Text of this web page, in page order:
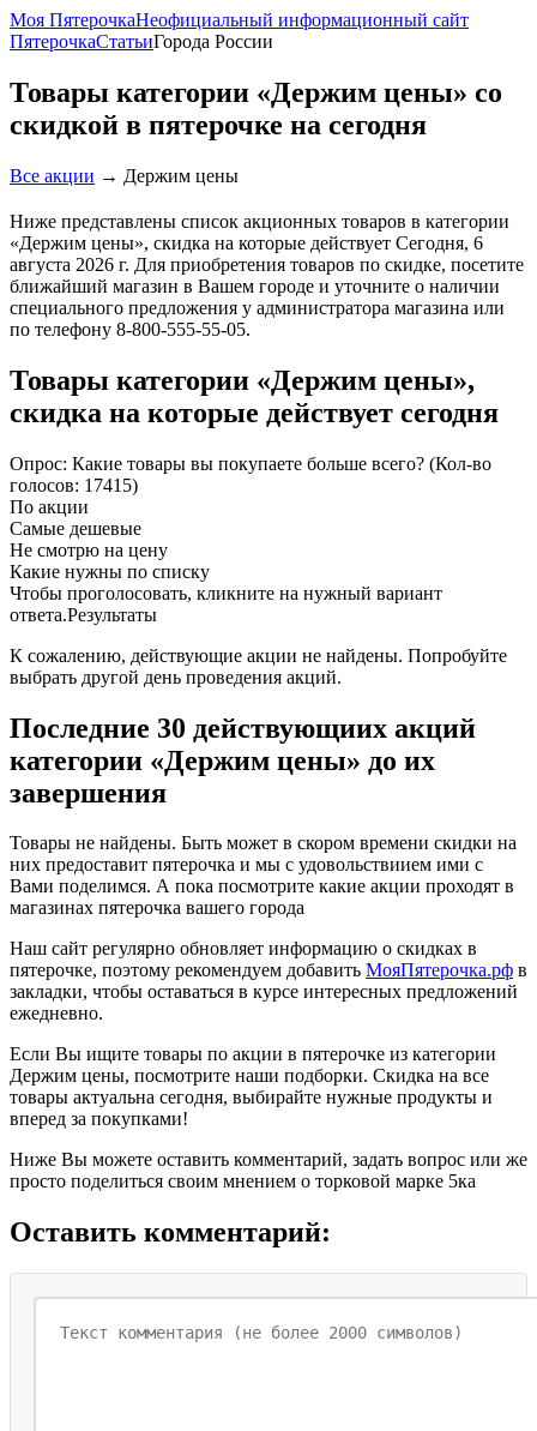
Моя ПятерочкаНеофициальный информационный сайт
ПятерочкаСтатьиГорода России
Товары категории «Держим цены» со
скидкой в пятерочке на сегодня
Все акции → Держим цены
Ниже представлены список акционных товаров в категории
«Держим цены», скидка на которые действует Сегодня, 6
августа 2026 г. Для приобретения товаров по скидке, посетите
ближайший магазин в Вашем городе и уточните о наличии
специального предложения у администратора магазина или
по телефону 8-800-555-55-05.
Товары категории «Держим цены»,
скидка на которые действует сегодня
Опрос: Какие товары вы покупаете больше всего? (Кол-во
голосов: 17415)
По акции
Самые дешевые
Не смотрю на цену
Какие нужны по списку
Чтобы проголосовать, кликните на нужный вариант
ответа.Результаты
К сожалению, действующие акции не найдены. Попробуйте
выбрать другой день проведения акций.
Последние 30 действующиих акций
категории «Держим цены» до их
завершения
Товары не найдены. Быть может в скором времени скидки на
них предоставит пятерочка и мы с удовольствиием ими с
Вами поделимся. А пока посмотрите какие акции проходят в
магазинах пятерочка вашего города
Наш сайт регулярно обновляет информацию о скидках в
пятерочке, поэтому рекомендуем добавить МояПятерочка.рф в
закладки, чтобы оставаться в курсе интересных предложений
ежедневно.
Если Вы ищите товары по акции в пятерочке из категории
Держим цены, посмотрите наши подборки. Скидка на все
товары актуальна сегодня, выбирайте нужные продукты и
вперед за покупками!
Ниже Вы можете оставить комментарий, задать вопрос или же
просто поделиться своим мнением о торковой марке 5ка
Оставить комментарий: